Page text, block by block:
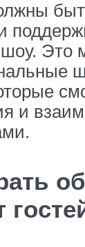
Это
и